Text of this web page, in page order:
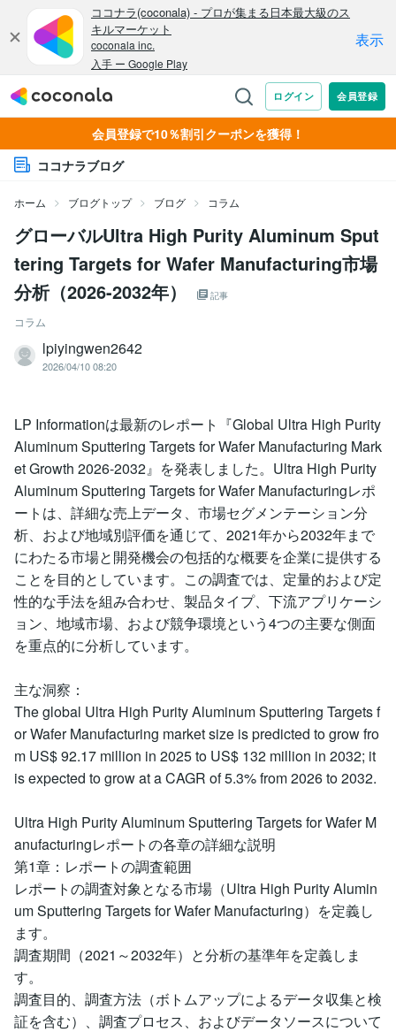
会員登録で10％割引クーポンを獲得！
ココナラブログ
ホーム ブログトップ ブログ コラム
グローバルUltra High Purity Aluminum Sput
tering Targets for Wafer Manufacturing市場
分析（2026-2032年）
記事
コラム
lpiyingwen2642
2026/04/10 08:20
LP Informationは最新のレポート『Global Ultra High Purity
Aluminum Sputtering Targets for Wafer Manufacturing Mark
et Growth 2026-2032』を発表しました。Ultra High Purity
Aluminum Sputtering Targets for Wafer Manufacturingレポ
ートは、詳細な売上データ、市場セグメンテーション分
析、および地域別評価を通じて、2021年から2032年まで
にわたる市場と開発機会の包括的な概要を企業に提供する
ことを目的としています。この調査では、定量的および定
性的な手法を組み合わせ、製品タイプ、下流アプリケーシ
ョン、地域市場、および競争環境という4つの主要な側面
を重点的に分析しています。
主な洞察：
The global Ultra High Purity Aluminum Sputtering Targets f
or Wafer Manufacturing market size is predicted to grow fro
m US$ 92.17 million in 2025 to US$ 132 million in 2032; it
is expected to grow at a CAGR of 5.3% from 2026 to 2032.
Ultra High Purity Aluminum Sputtering Targets for Wafer M
anufacturingレポートの各章の詳細な説明
第1章：レポートの調査範囲
レポートの調査対象となる市場（Ultra High Purity Alumin
um Sputtering Targets for Wafer Manufacturing）を定義し
ます。
調査期間（2021～2032年）と分析の基準年を定義しま
す。
調査目的、調査方法（ボトムアップによるデータ収集と検
証を含む）、調査プロセス、およびデータソースについて